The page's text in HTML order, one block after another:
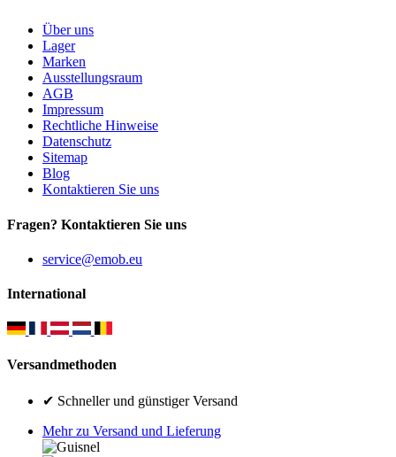
Über uns
Lager
Marken
Ausstellungsraum
AGB
Impressum
Rechtliche Hinweise
Datenschutz
Sitemap
Blog
Kontaktieren Sie uns
Fragen? Kontaktieren Sie uns
service@emob.eu
International
Versandmethoden
✔ Schneller und günstiger Versand
Mehr zu Versand und Lieferung